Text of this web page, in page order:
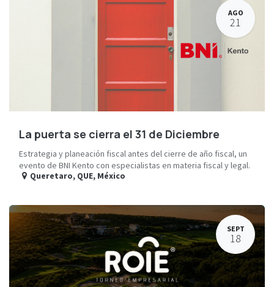
AGO
21
La puerta se cierra el 31 de Diciembre
Estrategia y planeación fiscal antes del cierre de año fiscal, un
evento de BNI Kento con especialistas en materia fiscal y legal.
Queretaro, QUE, México
SEPT
18